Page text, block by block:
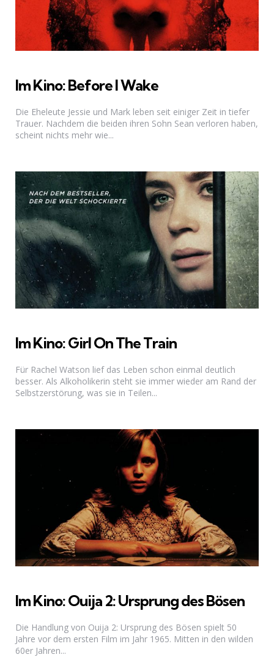
Im Kino: Before I Wake
Die Eheleute Jessie und Mark leben seit einiger Zeit in tiefer
Trauer. Nachdem die beiden ihren Sohn Sean verloren haben,
scheint nichts mehr wie...
Im Kino: Girl On The Train
Für Rachel Watson lief das Leben schon einmal deutlich
besser. Als Alkoholikerin steht sie immer wieder am Rand der
Selbstzerstörung, was sie in Teilen...
Im Kino: Ouija 2: Ursprung des Bösen
Die Handlung von Ouija 2: Ursprung des Bösen spielt 50
Jahre vor dem ersten Film im Jahr 1965. Mitten in den wilden
60er Jahren...